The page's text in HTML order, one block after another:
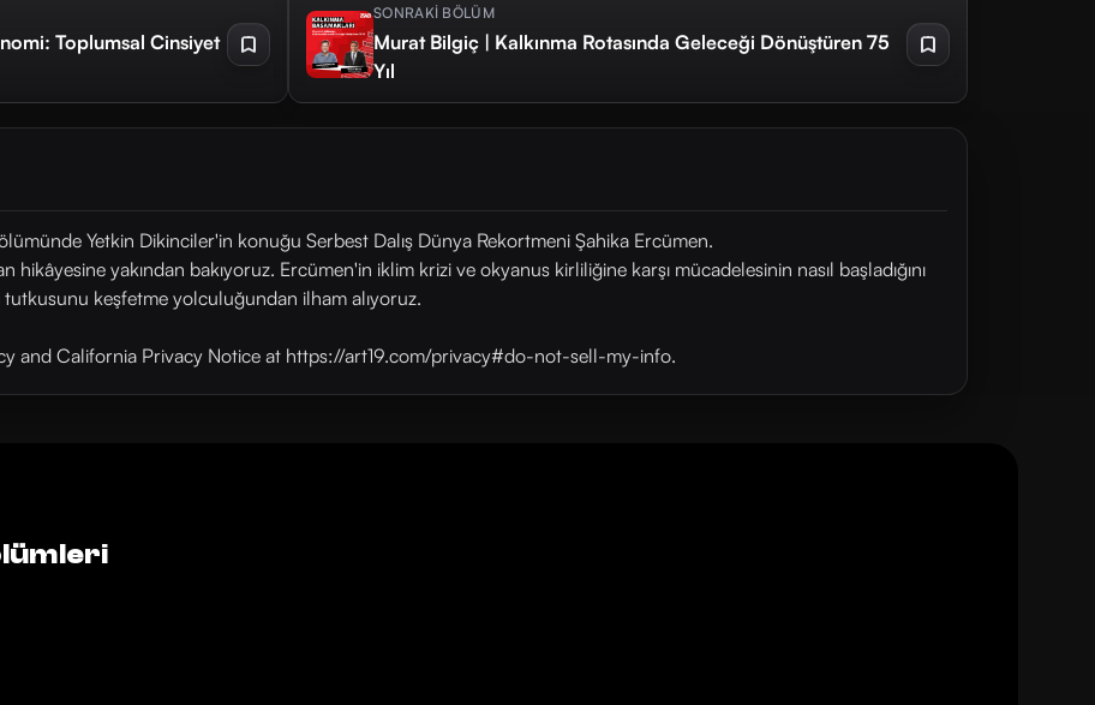
Toplumsal Cinsiyet
SONRAKİ BÖLÜM
Murat Bilgiç | Kalkınma Rotasında Geleceği Dönüştüren 75
Yıl
Yetkin Dikinciler'in konuğu Serbest Dalış Dünya Rekortmeni Şahika Ercümen.
yakından bakıyoruz. Ercümen'in iklim krizi ve okyanus kirliliğine karşı mücadelesinin nasıl başladığını
keşfetme yolculuğundan ilham alıyoruz.
and California Privacy Notice at https://art19.com/privacy#do-not-sell-my-info.